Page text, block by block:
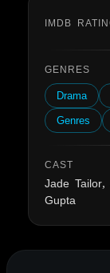
IMDB
GENRES
Drama
Genres
CAST
Jade
Gupta